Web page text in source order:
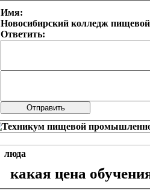
Имя:
Новосибирский колледж
Ответить:
люда
какая цена